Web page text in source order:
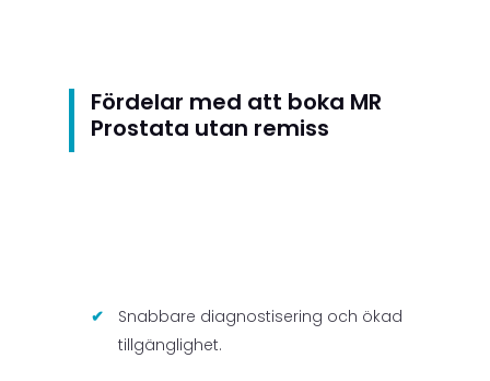
Fördelar med att boka MR
Prostata utan remiss
Snabbare diagnostisering och ökad
tillgänglighet.